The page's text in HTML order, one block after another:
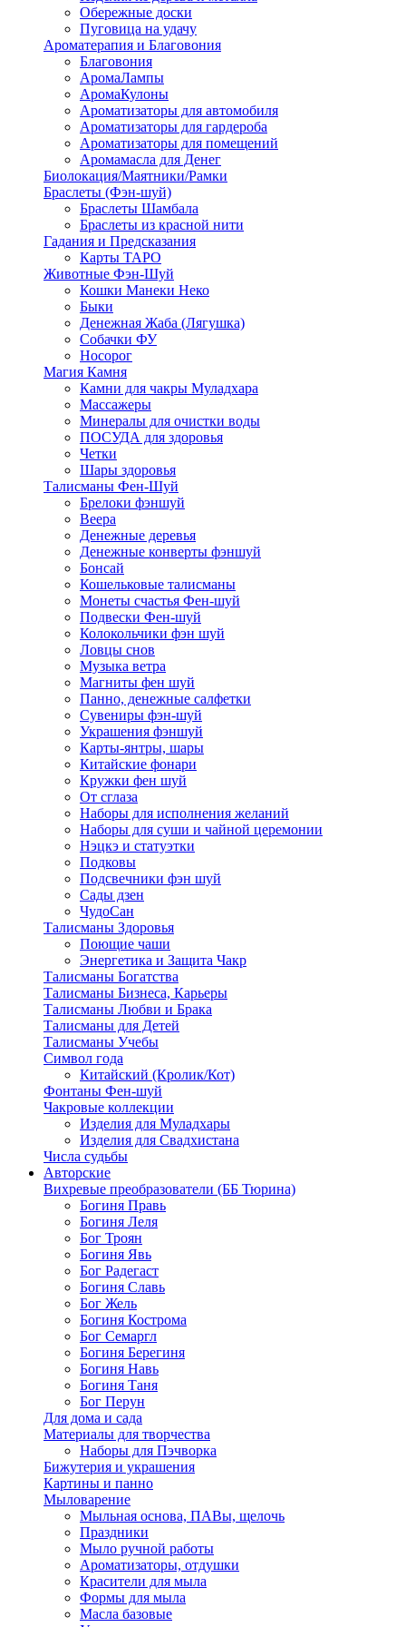
Обережные доски
Пуговица на удачу
Ароматерапия и Благовония
Благовония
АромаЛампы
АромаКулоны
Ароматизаторы для автомобиля
Ароматизаторы для гардероба
Ароматизаторы для помещений
Аромамасла для Денег
Биолокация/Маятники/Рамки
Браслеты (Фэн-шуй)
Браслеты Шамбала
Браслеты из красной нити
Гадания и Предсказания
Карты ТАРО
Животные Фэн-Шуй
Кошки Манеки Неко
Быки
Денежная Жаба (Лягушка)
Собачки ФУ
Носорог
Магия Камня
Камни для чакры Муладхара
Массажеры
Минералы для очистки воды
ПОСУДА для здоровья
Четки
Шары здоровья
Талисманы Фен-Шуй
Брелоки фэншуй
Веера
Денежные деревья
Денежные конверты фэншуй
Бонсай
Кошельковые талисманы
Монеты счастья Фен-шуй
Подвески Фен-шуй
Колокольчики фэн шуй
Ловцы снов
Музыка ветра
Магниты фен шуй
Панно, денежные салфетки
Сувениры фэн-шуй
Украшения фэншуй
Карты-янтры, шары
Китайские фонари
Кружки фен шуй
От сглаза
Наборы для исполнения желаний
Наборы для суши и чайной церемонии
Нэцкэ и статуэтки
Подковы
Подсвечники фэн шуй
Сады дзен
ЧудоСан
Талисманы Здоровья
Поющие чаши
Энергетика и Защита Чакр
Талисманы Богатства
Талисманы Бизнеса, Карьеры
Талисманы Любви и Брака
Талисманы для Детей
Талисманы Учебы
Символ года
Китайский (Кролик/Кот)
Фонтаны Фен-шуй
Чакровые коллекции
Изделия для Муладхары
Изделия для Свадхистана
Числа судьбы
Авторские
Вихревые преобразователи (ББ Тюрина)
Богиня Правь
Богиня Леля
Бог Троян
Богиня Явь
Бог Радегаст
Богиня Славь
Бог Жель
Богиня Кострома
Бог Семаргл
Богиня Берегиня
Богиня Навь
Богиня Таня
Бог Перун
Для дома и сада
Материалы для творчества
Наборы для Пэчворка
Бижутерия и украшения
Картины и панно
Мыловарение
Мыльная основа, ПАВы, щелочь
Праздники
Мыло ручной работы
Ароматизаторы, отдушки
Красители для мыла
Формы для мыла
Масла базовые